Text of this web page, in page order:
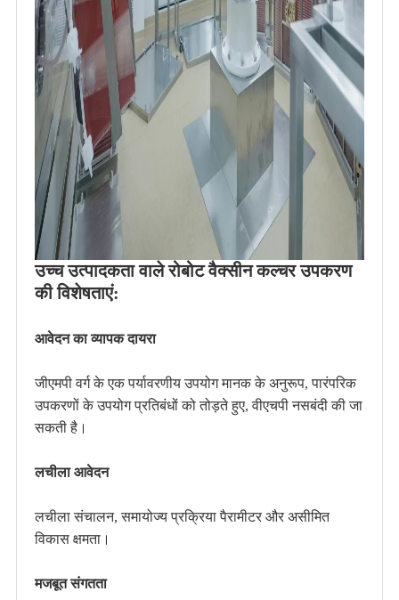
उच्च उत्पादकता वाले रोबोट वैक्सीन कल्चर उपकरण
की विशेषताएं:
आवेदन का व्यापक दायरा
जीएमपी वर्ग के एक पर्यावरणीय उपयोग मानक के अनुरूप, पारंपरिक
उपकरणों के उपयोग प्रतिबंधों को तोड़ते हुए, वीएचपी नसबंदी की जा
सकती है।
लचीला आवेदन
लचीला संचालन, समायोज्य प्रक्रिया पैरामीटर और असीमित
विकास क्षमता।
मजबूत संगतता